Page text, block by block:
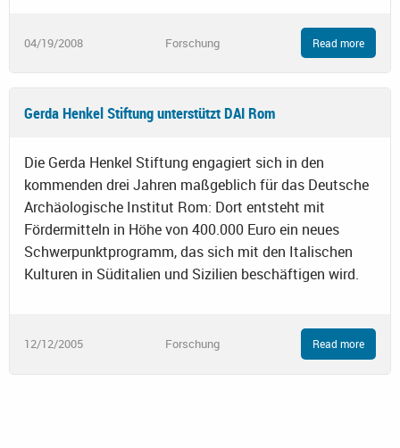
04/19/2008 Forschung Read more
Gerda Henkel Stiftung unterstützt DAI Rom
Die Gerda Henkel Stiftung engagiert sich in den
kommenden drei Jahren maßgeblich für das Deutsche
Archäologische Institut Rom: Dort entsteht mit
Fördermitteln in Höhe von 400.000 Euro ein neues
Schwerpunktprogramm, das sich mit den Italischen
Kulturen in Süditalien und Sizilien beschäftigen wird.
12/12/2005 Forschung Read more